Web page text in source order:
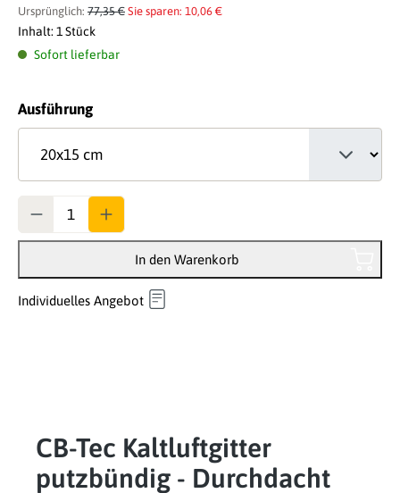
Ursprünglich: 77,35 € Sie sparen: 10,06 €
Inhalt: 1 Stück
Sofort lieferbar
Ausführungauswählen
In den Warenkorb
Individuelles Angebot
CB-Tec Kaltluftgitter
putzbündig - Durchdacht